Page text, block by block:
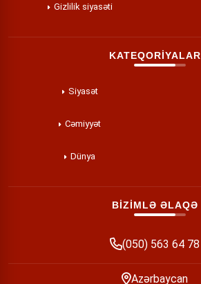
Gizlilik siyasəti
KATEQORİYALAR
Siyasət
Cəmiyyət
Dünya
BİZİMLƏ ƏLAQƏ
(050) 563 64 78
Azərbaycan